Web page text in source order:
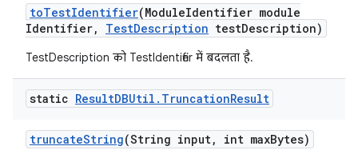
toTestIdentifier(ModuleIdentifier module
Identifier, TestDescription testDescription)
TestDescription को TestIdentifier में बदलता है.
static ResultDBUtil . TruncationResult
truncateString(String input, int maxBytes)